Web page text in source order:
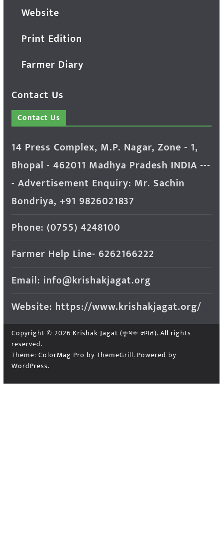
Website
Print Edition
Farmer Diary
Contact Us
Contact Us
14 Press Complex, M.P. Nagar, Zone - 1,
Bhopal - 462011 Madhya Pradesh INDIA ---
- Advertisement Enquiry: Mr. Sachin
Bondriya, +91 9826021837
Phone: (0755) 4248100
Farmer Help Line- 6262166222
Email: info@krishakjagat.org
Website: https://www.krishakjagat.org/
Copyright © 2026 Krishak Jagat (कृषक जगत). All rights
reserved.
Theme: ColorMag Pro by ThemeGrill. Powered by
WordPress.